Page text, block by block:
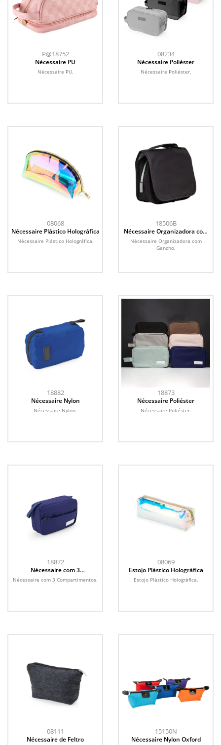
P@18752
Nécessaire PU
Nécessaire PU.
08234
Nécessaire Poliéster
Nécessaire Poliéster.
08068
Nécessaire Plástico Holográfica
Nécessaire Plástico Holográfica.
18506B
Nécessaire Organizadora com
Gancho
Nécessaire Organizadora com
Gancho.
18882
Nécessaire Nylon
Nécessaire Nylon.
18873
Nécessaire Poliéster
Nécessaire Poliéster.
18872
Nécessaire com 3
Compartimentos
Nécessaire com 3 Compartimentos.
08069
Estojo Plástico Holográfica
Estojo Plástico Holográfica.
08111
Nécessaire de Feltro
15150N
Nécessaire Nylon Oxford